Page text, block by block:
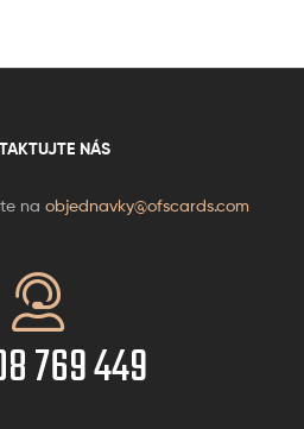
NÁS
na objednavky@ofscards.com
769 449